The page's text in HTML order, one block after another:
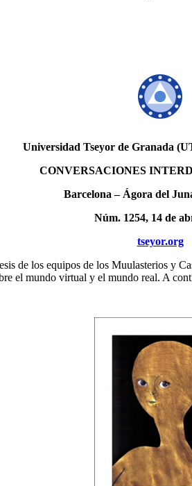
Universidad Tseyor de Granada
CONVERSACIONES
Barcelona – Ágora del
Núm. 1254, 14 de
tseyor.org
de los equipos de los Muulasterios y
el mundo virtual y el mundo real. A